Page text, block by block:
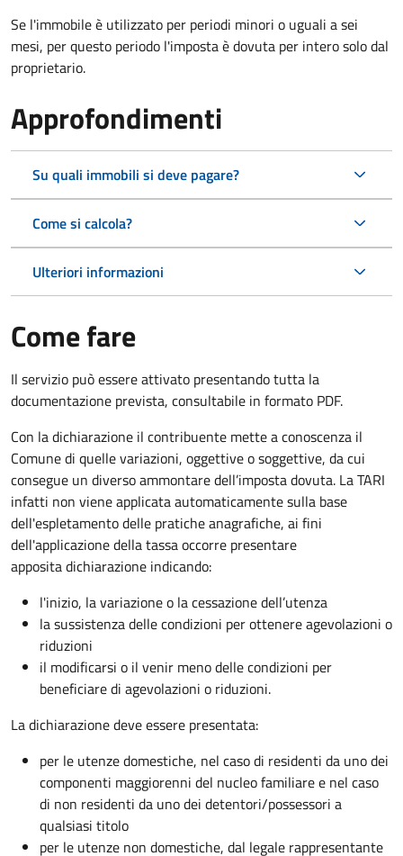
Se l'immobile è utilizzato per periodi minori o uguali a sei
mesi, per questo periodo l'imposta è dovuta per intero solo dal
proprietario.
Approfondimenti
Su quali immobili si deve pagare?
Come si calcola?
Ulteriori informazioni
Come fare
Il servizio può essere attivato presentando tutta la
documentazione prevista, consultabile in formato PDF.
Con la dichiarazione il contribuente mette a conoscenza il
Comune di quelle variazioni, oggettive o soggettive, da cui
consegue un diverso ammontare dell’imposta dovuta. La TARI
infatti non viene applicata automaticamente sulla base
dell'espletamento delle pratiche anagrafiche, ai fini
dell'applicazione della tassa occorre presentare
apposita dichiarazione indicando:
l'inizio, la variazione o la cessazione dell’utenza
la sussistenza delle condizioni per ottenere agevolazioni o
riduzioni
il modificarsi o il venir meno delle condizioni per
beneficiare di agevolazioni o riduzioni.
La dichiarazione deve essere presentata:
per le utenze domestiche, nel caso di residenti da uno dei
componenti maggiorenni del nucleo familiare e nel caso
di non residenti da uno dei detentori/possessori a
qualsiasi titolo
per le utenze non domestiche, dal legale rappresentante